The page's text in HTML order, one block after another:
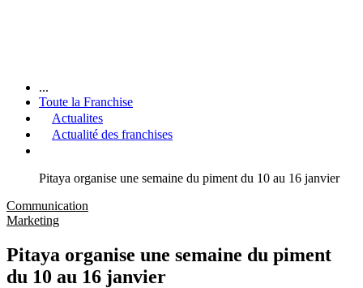
...
Toute la Franchise
Actualites
Actualité des franchises
Pitaya organise une semaine du piment du 10 au 16 janvier
Communication
Marketing
Pitaya organise une semaine du piment
du 10 au 16 janvier